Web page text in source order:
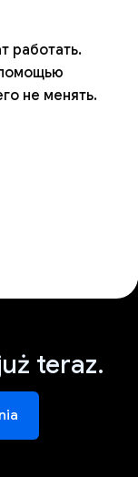
работать.
не менять.
teraz.